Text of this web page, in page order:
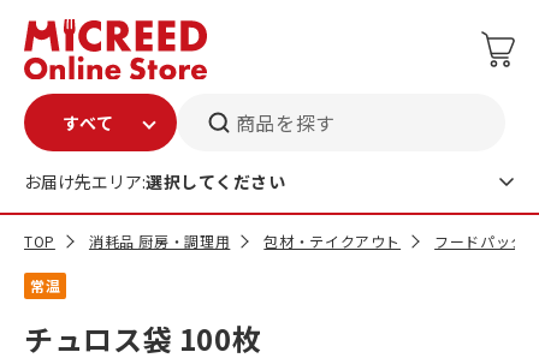
商品を探す
お届け先エリア:選択してください
TOP 消耗品 厨房・調理用 包材・テイクアウト フードパック
常温
チュロス袋 100枚